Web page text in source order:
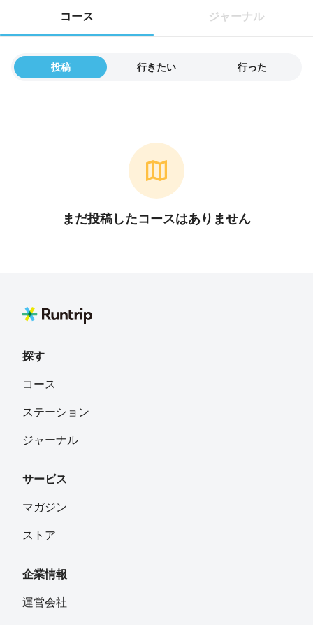
コース ジャーナル
投稿 行きたい 行った
まだ投稿したコースはありません
探す
コース
ステーション
ジャーナル
サービス
マガジン
ストア
企業情報
運営会社